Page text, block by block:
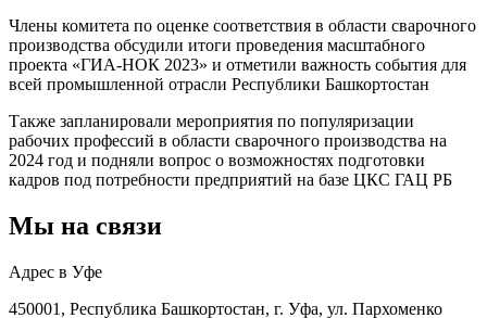
Члены комитета по оценке соответствия в области сварочного
производства обсудили итоги проведения масштабного
проекта «ГИА-НОК 2023» и отметили важность события для
всей промышленной отрасли Республики Башкортостан
Также запланировали мероприятия по популяризации
рабочих профессий в области сварочного производства на
2024 год и подняли вопрос о возможностях подготовки
кадров под потребности предприятий на базе ЦКС ГАЦ РБ
Мы на связи
Адрес в Уфе
450001, Республика Башкортостан, г. Уфа, ул. Пархоменко